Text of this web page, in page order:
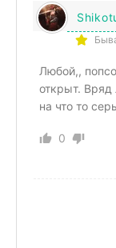
Любой,,
открыт. Вряд
на что то
0